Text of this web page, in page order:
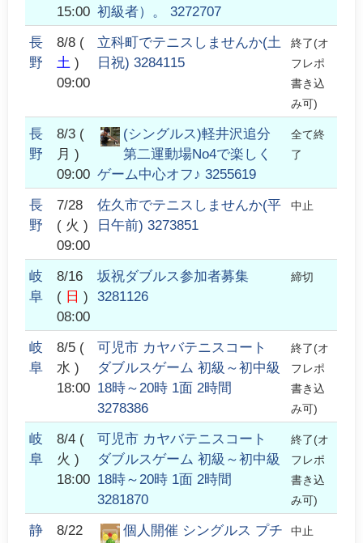
15:00 初級者）。 3272707
長
野
8/8 (
土 )
09:00
立科町でテニスしませんか(土
日祝) 3284115
終了(オ
フレポ
書き込
み可)
長
野
8/3(
月 )
09:00
(シングルス)軽井沢追分
第二運動場No4で楽しく
ゲーム中心オフ♪ 3255619
全て終
了
長
野
7/28
( 火 )
09:00
佐久市でテニスしませんか(平
日午前) 3273851
中止
岐
阜
8/16
( 日 )
08:00
坂祝ダブルス参加者募集
3281126
締切
岐
阜
8/5(
水 )
18:00
可児市 カヤバテニスコート
ダブルスゲーム 初級～初中級
18時～20時 1面 2時間
3278386
終了(オ
フレポ
書き込
み可)
岐
阜
8/4(
火 )
18:00
可児市 カヤバテニスコート
ダブルスゲーム 初級～初中級
18時～20時 1面 2時間
3281870
終了(オ
フレポ
書き込
み可)
静
8/22
個人開催 シングルス プチ
中止